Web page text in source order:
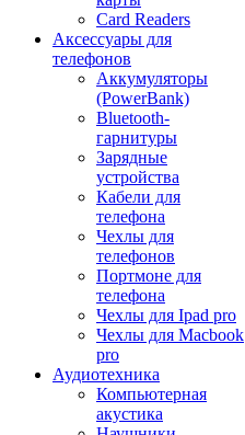
Card Readers
Аксессуары для
телефонов
Аккумуляторы
(PowerBank)
Bluetooth-
гарнитуры
Зарядные
устройства
Кабели для
телефона
Чехлы для
телефонов
Портмоне для
телефона
Чехлы для Ipad pro
Чехлы для Macbook
pro
Аудиотехника
Компьютерная
акустика